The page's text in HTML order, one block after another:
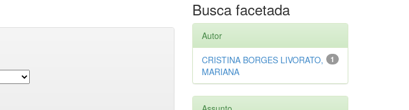
Busca facetada
Autor
1
CRISTINA BORGES LIVORATO,
MARIANA